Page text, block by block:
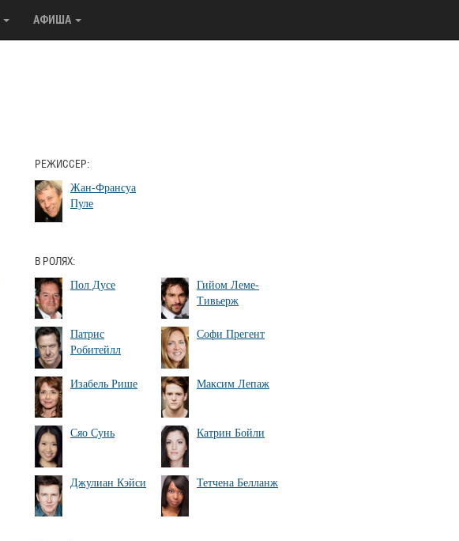
АФИША
РЕЖИССЕР:
Жан-Франсуа
Пуле
В РОЛЯХ:
Пол Дусе
Гийом Леме-
Тивьерж
Патрис
Робитейлл
Софи Прегент
Изабель Рише Максим Лепаж
Сяо Сунь Катрин Бойли
Джулиан Кэйси Тетчена Белланж